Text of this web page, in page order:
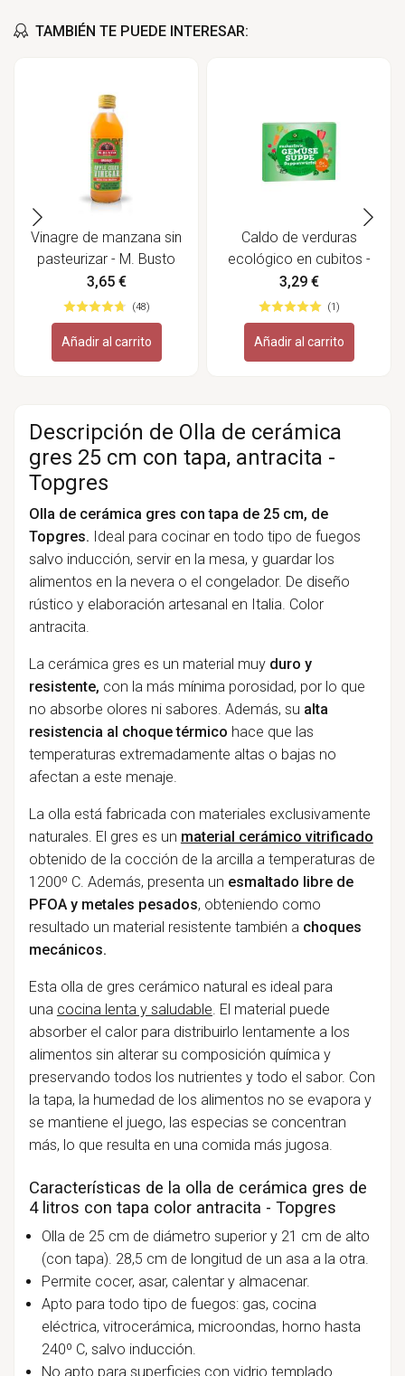
TAMBIÉN TE PUEDE INTERESAR:
Vinagre de manzana sin
pasteurizar - M. Busto
3,65 €
(48)
Añadir al carrito
Caldo de verduras
ecológico en cubitos -
Sonnentor
3,29 €
(1)
Añadir al carrito
Descripción de Olla de cerámica
gres 25 cm con tapa, antracita -
Topgres
Olla de cerámica gres con tapa de 25 cm, de
Topgres. Ideal para cocinar en todo tipo de fuegos
salvo inducción, servir en la mesa, y guardar los
alimentos en la nevera o el congelador. De diseño
rústico y elaboración artesanal en Italia. Color
antracita.
La cerámica gres es un material muy duro y
resistente, con la más mínima porosidad, por lo que
no absorbe olores ni sabores. Además, su alta
resistencia al choque térmico hace que las
temperaturas extremadamente altas o bajas no
afectan a este menaje.
La olla está fabricada con materiales exclusivamente
naturales. El gres es un material cerámico vitrificado
obtenido de la cocción de la arcilla a temperaturas de
1200º C. Además, presenta un esmaltado libre de
PFOA y metales pesados, obteniendo como
resultado un material resistente también a choques
mecánicos.
Esta olla de gres cerámico natural es ideal para
una cocina lenta y saludable. El material puede
absorber el calor para distribuirlo lentamente a los
alimentos sin alterar su composición química y
preservando todos los nutrientes y todo el sabor. Con
la tapa, la humedad de los alimentos no se evapora y
se mantiene el juego, las especias se concentran
más, lo que resulta en una comida más jugosa.
Características de la olla de cerámica gres de
4 litros con tapa color antracita - Topgres
Olla de 25 cm de diámetro superior y 21 cm de alto
(con tapa). 28,5 cm de longitud de un asa a la otra.
Permite cocer, asar, calentar y almacenar.
Apto para todo tipo de fuegos: gas, cocina
eléctrica, vitrocerámica, microondas, horno hasta
240º C, salvo inducción.
No apto para superficies con vidrio templado.